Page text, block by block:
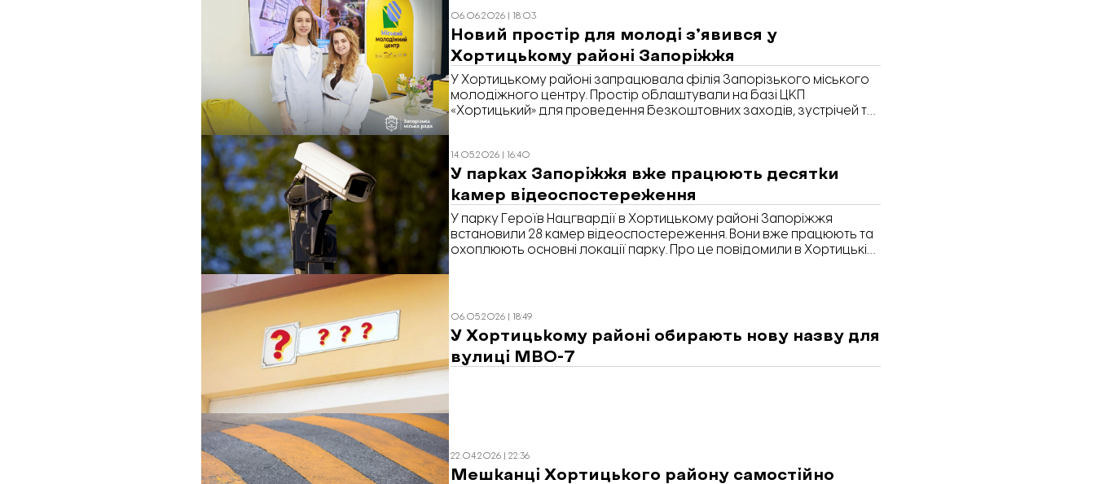
06.06.2026 | 18:03
Новий простір для молоді зʼявився у
Хортицькому районі Запоріжжя
У Хортицькому районі запрацювала філія Запорізького міського
молодіжного центру. Простір облаштували на базі ЦКП
«Хортицький» для проведення безкоштовних заходів, зустрічей та
14.05.2026 | 16:40
У парках Запоріжжя вже працюють десятки
камер відеоспостереження
У парку Героїв Нацгвардії в Хортицькому районі Запоріжжя
встановили 28 камер відеоспостереження. Вони вже працюють та
охоплюють основні локації парку. Про це повідомили в Хортицькій
06.05.2026 | 18:49
У Хортицькому районі обирають нову назву для
вулиці МВО-7
22.04.2026 | 22:36
Мешканці Хортицького району самостійно